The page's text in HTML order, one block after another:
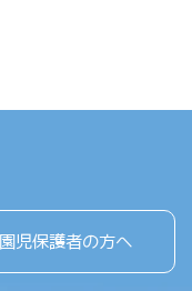
園児保護者の方へ